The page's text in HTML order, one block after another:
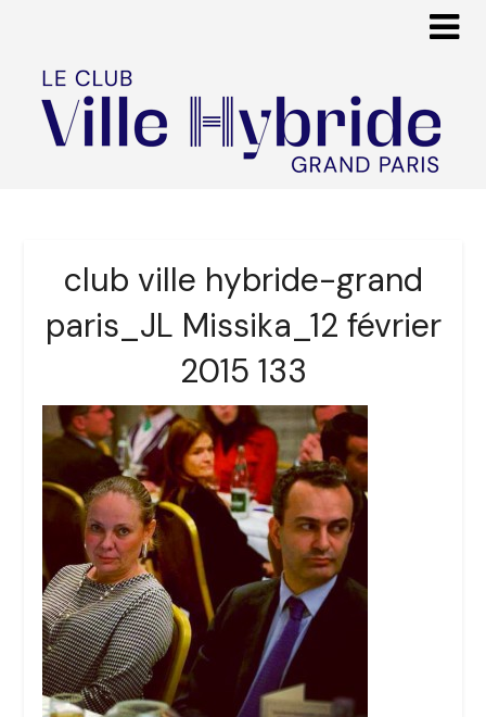
club ville hybride-grand
paris_JL Missika_12 février
2015 133